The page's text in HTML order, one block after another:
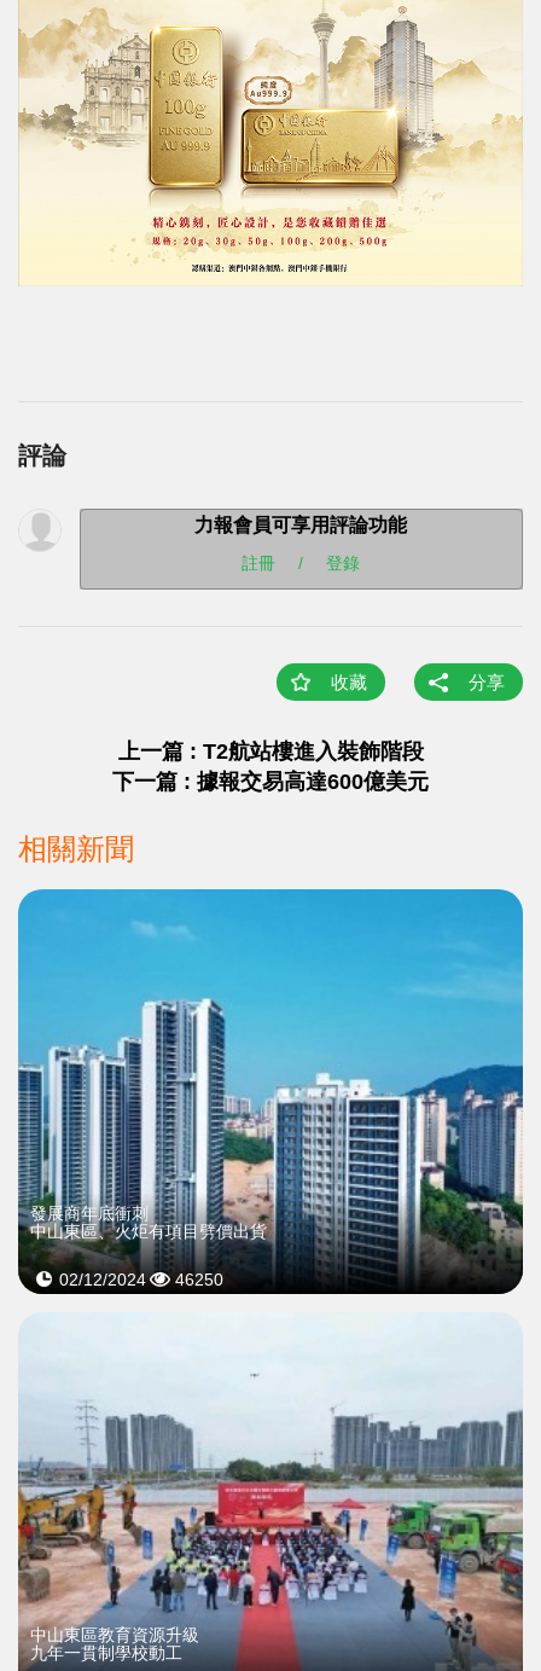
評論
力報會員可享用評論功能
註冊 / 登錄
收藏 分享
上一篇 : T2航站樓進入裝飾階段
下一篇 : 據報交易高達600億美元
相關新聞
發展商年底衝刺
中山東區、火炬有項目劈價出貨
02/12/2024 46250
中山東區教育資源升級
九年一貫制學校動工